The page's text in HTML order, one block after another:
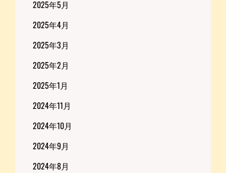
2025年5月
2025年4月
2025年3月
2025年2月
2025年1月
2024年11月
2024年10月
2024年9月
2024年8月